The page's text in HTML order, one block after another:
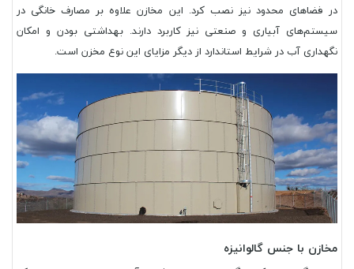
در فضاهای محدود نیز نصب کرد. این مخازن علاوه بر مصارف خانگی در
سیستم‌های آبیاری و صنعتی نیز کاربرد دارند. بهداشتی بودن و امکان
نگهداری آب در شرایط استاندارد از دیگر مزایای این نوع مخزن است.
مخازن با جنس گالوانیزه